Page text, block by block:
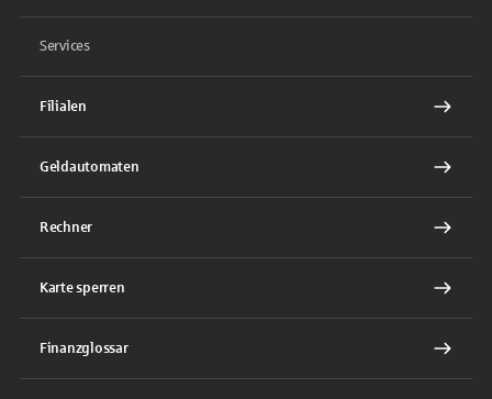
Services
Filialen
Geldautomaten
Rechner
Karte sperren
Finanzglossar